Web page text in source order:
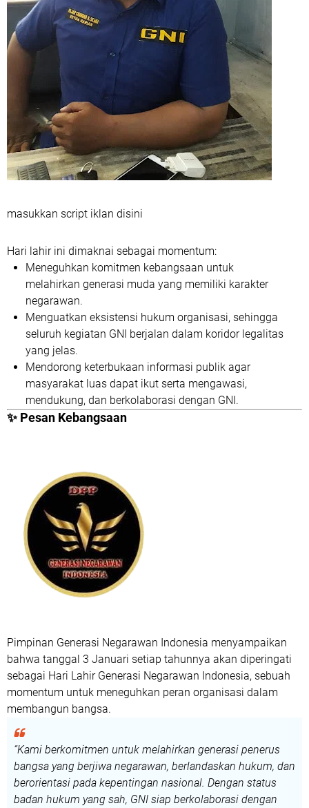
masukkan script iklan disini
Hari lahir ini dimaknai sebagai momentum:
Meneguhkan komitmen kebangsaan untuk
melahirkan generasi muda yang memiliki karakter
negarawan.
Menguatkan eksistensi hukum organisasi, sehingga
seluruh kegiatan GNI berjalan dalam koridor legalitas
yang jelas.
Mendorong keterbukaan informasi publik agar
masyarakat luas dapat ikut serta mengawasi,
mendukung, dan berkolaborasi dengan GNI.
✨Pesan Kebangsaan
Pimpinan Generasi Negarawan Indonesia menyampaikan
bahwa tanggal 3 Januari setiap tahunnya akan diperingati
sebagai Hari Lahir Generasi Negarawan Indonesia, sebuah
momentum untuk meneguhkan peran organisasi dalam
membangun bangsa.
“Kami berkomitmen untuk melahirkan generasi penerus
bangsa yang berjiwa negarawan, berlandaskan hukum, dan
berorientasi pada kepentingan nasional. Dengan status
badan hukum yang sah, GNI siap berkolaborasi dengan